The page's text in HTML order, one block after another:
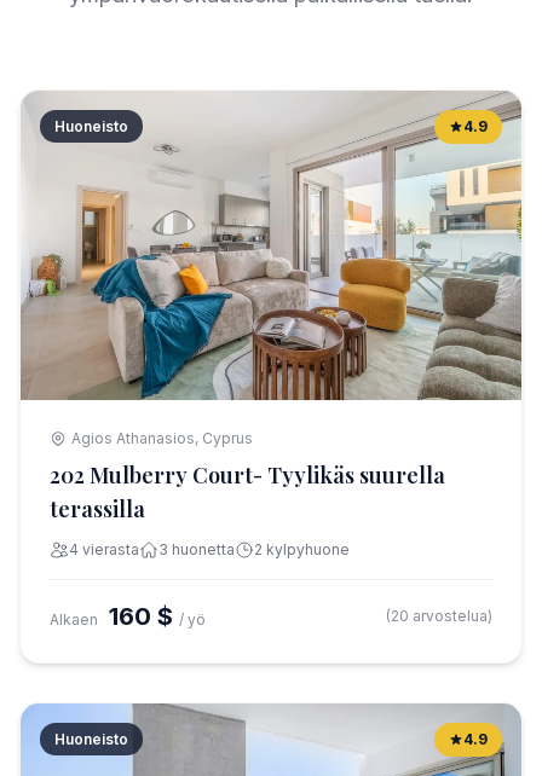
Huoneisto 4.9
Agios Athanasios, Cyprus
202 Mulberry Court- Tyylikäs suurella
terassilla
4 vierasta 3 huonetta 2 kylpyhuone
Alkaen 160 $ / yö (20 arvostelua)
Huoneisto 4.9